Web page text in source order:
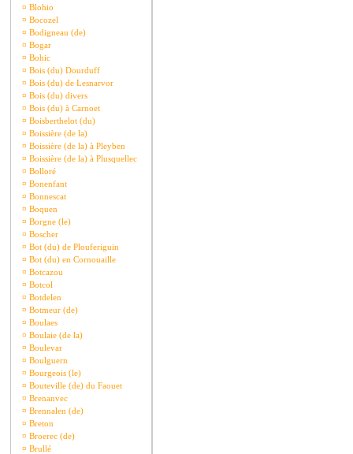
¤ Blohio
¤ Bocozel
¤ Bodigneau (de)
¤ Bogar
¤ Bohic
¤ Bois (du) Dourduff
¤ Bois (du) de Lesnarvor
¤ Bois (du) divers
¤ Bois (du) à Carnoet
¤ Boisberthelot (du)
¤ Boissière (de la)
¤ Boissière (de la) à Pleyben
¤ Boissière (de la) à Plusquellec
¤ Bolloré
¤ Bonenfant
¤ Bonnescat
¤ Boquen
¤ Borgne (le)
¤ Boscher
¤ Bot (du) de Plouferiguin
¤ Bot (du) en Cornouaille
¤ Botcazou
¤ Botcol
¤ Botdelen
¤ Botmeur (de)
¤ Boulaes
¤ Boulaie (de la)
¤ Boulevar
¤ Boulguern
¤ Bourgeois (le)
¤ Bouteville (de) du Faouet
¤ Brenanvec
¤ Brennalen (de)
¤ Breton
¤ Broerec (de)
¤ Brullé